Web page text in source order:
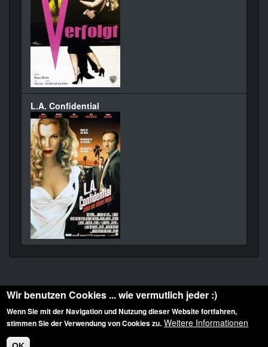
L.A. Confidential
Diese Website ist urheberrechtlich geschützt: © 2010-2026 der Film Noir de. Alle
Rechte vorbehalten.
Wir benutzen Cookies ... wie vermutlich jeder :)
Wenn Sie mit der Navigation und Nutzung dieser Website fortfahren,
stimmen Sie der Verwendung von Cookies zu. Weitere Informationen